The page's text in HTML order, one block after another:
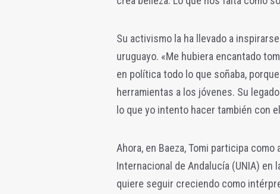
Su activismo la ha llevado a
uruguayo. «Me hubiera encantado
en política todo lo que soñaba,
herramientas a los jóvenes. Su
lo que yo intento hacer también con
Ahora, en Baeza, Tomi participa
Internacional de Andalucía (UNIA) en
quiere seguir creciendo como